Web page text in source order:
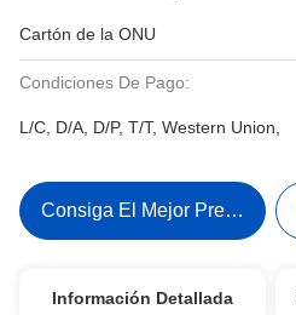
Cartón de la ONU
Condiciones De Pago:
L/C, D/A, D/P, T/T, Western Union,
Consiga El Mejor Precio
Información Detallada